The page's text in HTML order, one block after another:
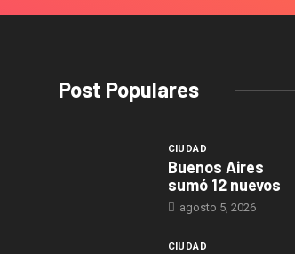
Post Populares
CIUDAD
Buenos Aires
sumó 12 nuevos
agosto 5, 2026
CIUDAD